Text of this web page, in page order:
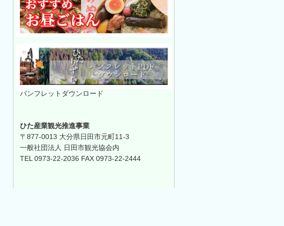
パンフレットダウンロード
ひた産業観光推進事業
〒877-0013 大分県日田市元町11-3
一般社団法人 日田市観光協会内
TEL 0973-22-2036 FAX 0973-22-2444